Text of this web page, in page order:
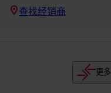
查找经销商
更多